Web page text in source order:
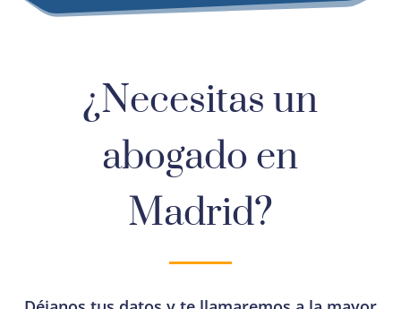
¿Necesitas un
abogado en
Madrid?